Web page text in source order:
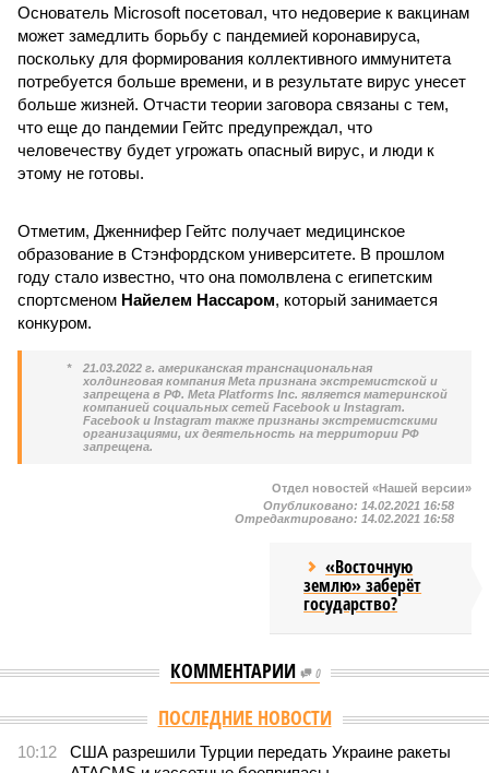
Основатель Microsoft посетовал, что недоверие к вакцинам
может замедлить борьбу с пандемией коронавируса,
поскольку для формирования коллективного иммунитета
потребуется больше времени, и в результате вирус унесет
больше жизней. Отчасти теории заговора связаны с тем,
что еще до пандемии Гейтс предупреждал, что
человечеству будет угрожать опасный вирус, и люди к
этому не готовы.
Отметим, Дженнифер Гейтс получает медицинское
образование в Стэнфордском университете. В прошлом
году стало известно, что она помолвлена с египетским
спортсменом Найелем Нассаром, который занимается
конкуром.
*
21.03.2022 г. американская транснациональная
холдинговая компания Meta признана экстремистской и
запрещена в РФ. Meta Platforms Inc. является материнской
компанией социальных сетей Facebook и Instagram.
Facebook и Instagram также признаны экстремистскими
организациями, их деятельность на территории РФ
запрещена.
Отдел новостей «Нашей версии»
Опубликовано: 14.02.2021 16:58
Отредактировано: 14.02.2021 16:58
«Восточную
землю» заберёт
государство?
КОММЕНТАРИИ 0
Версия //Конфликт // Монополия вкладывалась-вкладывалась в
1278